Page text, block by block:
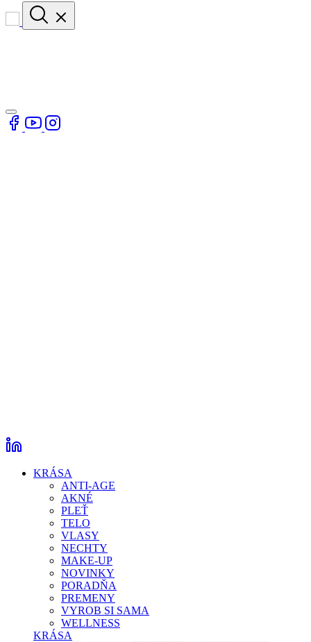
KRÁSA
ANTI-AGE
AKNÉ
PLEŤ
TELO
VLASY
NECHTY
MAKE-UP
NOVINKY
PORADŇA
PREMENY
VYROB SI SAMA
WELLNESS
KRÁSA